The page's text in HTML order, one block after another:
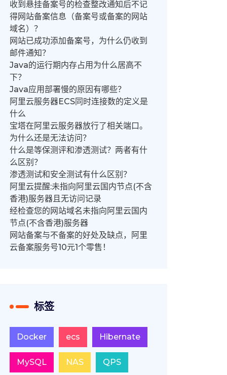
收到悬挂备案号的检查整改通知后不记
得网站备案信息（备案号或备案的网站
域名）？
网站已成功添加备案号，为什么仍收到
邮件通知？
Java的运行期内存占用为什么居高不
下？
Java应用部署慢的原因有哪些？
阿里云服务器ECS同时连接数的定义是
什么
宝塔在阿里云服务器放行了相关端口。
为什么还是无法访问？
什么是等保测评和渗透测试？两者有什
么区别？
渗透测试和安全测试有什么区别？
阿里云提醒:未指向阿里云国内节点(不含
香港)服务器且无访问记录
经检查您的网站域名未指向阿里云国内
节点(不含香港)服务器
网站备案与不备案的好处及缺点，阿里
云备案服务号10元1个零售！
标签
Docker ecs Hibernate
MySQL NAS QPS